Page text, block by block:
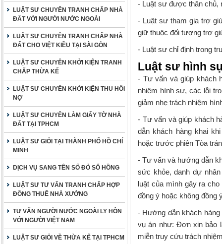
LUẬT SƯ CHUYÊN TRANH CHẤP NHÀ
ĐẤT VỚI NGƯỜI NƯỚC NGOÀI
LUẬT SƯ CHUYÊN TRANH CHẤP NHÀ
ĐẤT CHO VIỆT KIỀU TẠI SÀI GÒN
LUẬT SƯ CHUYÊN KHỞI KIỆN TRANH
CHẤP THỪA KẾ
LUẬT SƯ CHUYÊN KHỞI KIỆN THU HỒI
NỢ
LUẬT SƯ CHUYÊN LÀM GIẤY TỜ NHÀ
ĐẤT TẠI TPHCM
LUẬT SƯ GIỎI TẠI THÀNH PHỐ HỒ CHÍ
MINH
DỊCH VỤ SANG TÊN SỔ ĐỎ SỔ HỒNG
LUẬT SƯ TƯ VẤN TRANH CHẤP HỢP
ĐỒNG THUÊ NHÀ XƯỞNG
TƯ VẤN NGƯỜI NƯỚC NGOÀI LY HÔN
VỚI NGƯỜI VIỆT NAM
LUẬT SƯ GIỎI VỀ THỪA KẾ TẠI TPHCM
- Luật sư được thân chủ,
- Luật sư tham gia trợ
giữ thuộc đối tượng trợ
- Luật sư chỉ định trong
Luật sư hình
- Tư vấn và giúp khách
nhiệm hình sự, các lỗi
giảm nhẹ trách nhiệm
- Tư vấn và giúp khách
dẫn khách hàng khai
hoặc trước phiên Tòa
- Tư vấn và hướng dẫn
sức khỏe, danh dự
luật của mình gây ra
đồng ý hoặc không đồng
- Hướng dẫn khách hàng
vụ án như: Đơn xin bảo
miễn truy cứu trách